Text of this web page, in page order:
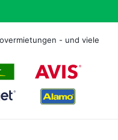
- und viele